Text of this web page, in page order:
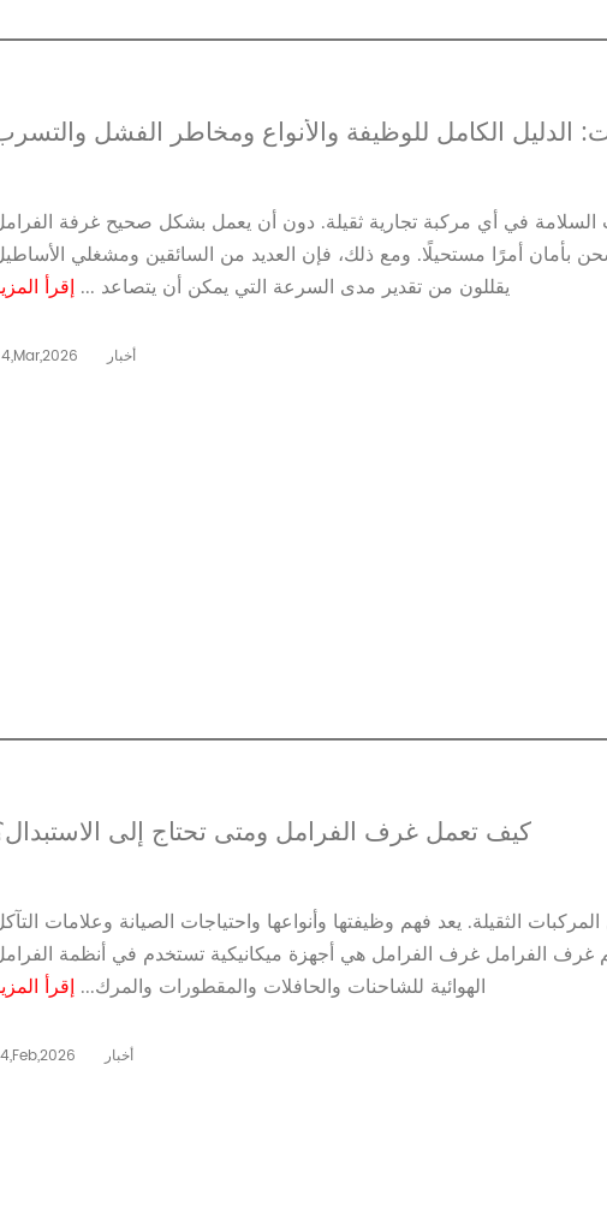
الدليل الكامل للوظيفة والأنواع ومخاطر الفشل
السلامة في أي مركبة تجارية ثقيلة. دون أن يعمل بشكل صحيح غرفة
بأمان أمرًا مستحيلًا. ومع ذلك، فإن العديد من السائقين ومشغلي
يقللون من تقدير مدى السرعة التي يمكن أن يتصاعد ... إقرأ
أخبار
كيف تعمل غرف الفرامل ومتى تحتاج إلى
الثقيلة. يعد فهم وظيفتها وأنواعها واحتياجات الصيانة وعلامات
غرف الفرامل غرف الفرامل هي أجهزة ميكانيكية تستخدم في أنظمة
الهوائية للشاحنات والحافلات والمقطورات والمرك... إقرأ
أخبار